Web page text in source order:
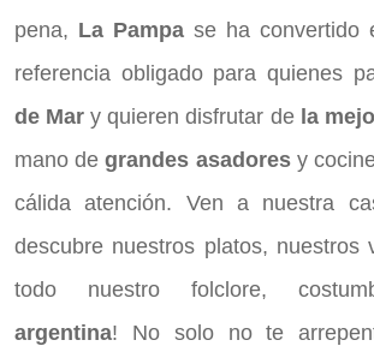
pena, La Pampa se ha convertido
referencia obligado para quienes
de Mar y quieren disfrutar de la
mano degrandes asadores y
cálida atención. Ven a nuestra
descubre nuestros platos, nuestros
todo nuestro folclore,
argentina! No solo no te